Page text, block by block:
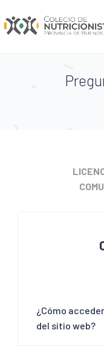
¿Cómo
del sitio web?